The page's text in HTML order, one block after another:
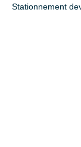
Stationnement